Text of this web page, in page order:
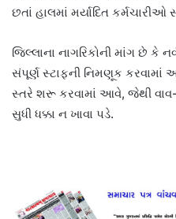
છતાં હાલમાં મર્યાદિત કર્મચારીઓ
જિલ્લાના નાગરિકોની માંગ છે કે
સંપૂર્ણ સ્ટાફની નિમણૂક
સ્તરે શરૂ કરવામાં આવે, જેથી વાવ-
સુધી ધક્કા ન ખાવા પડે.